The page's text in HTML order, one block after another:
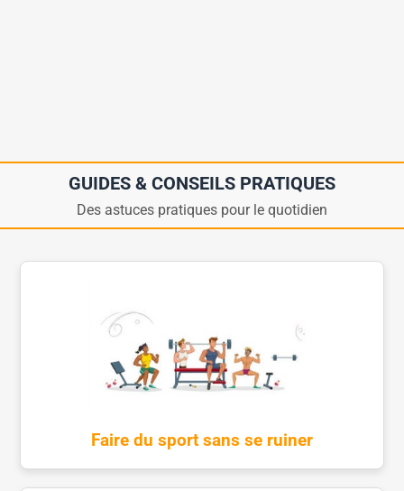
GUIDES & CONSEILS PRATIQUES
Des astuces pratiques pour le quotidien
Faire du sport sans se ruiner